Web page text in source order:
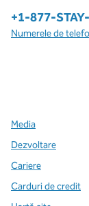
Telefon:
+1-877-
Numerele de
Media
Dezvoltare
Cariere
Carduri de credit